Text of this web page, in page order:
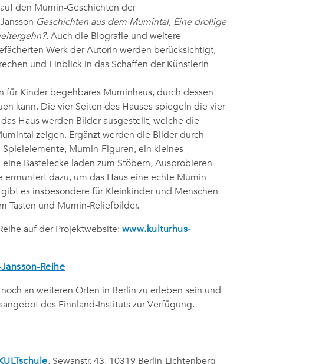
den Mumin-Geschichten der
Geschichten aus dem Mumintal, Eine drollige
. Auch die Biografie und weitere
Werk der Autorin werden berücksichtigt,
und Einblick in das Schaffen der Künstlerin
für Kinder begehbares Muminhaus, durch dessen
kann. Die vier Seiten des Hauses spiegeln die vier
Haus werden Bilder ausgestellt, welche die
zeigen. Ergänzt werden die Bilder durch
Spielelemente, Mumin-Figuren, ein kleines
Bastelecke laden zum Stöbern, Ausprobieren
ermuntert dazu, um das Haus eine echte Mumin-
es insbesondere für Kleinkinder und Menschen
Tasten und Mumin-Reliefbilder.
auf der Projektwebsite: www.kulturhus-
Reihe
an weiteren Orten in Berlin zu erleben sein und
des Finnland-Instituts zur Verfügung.
, Sewanstr. 43, 10319 Berlin-Lichtenberg